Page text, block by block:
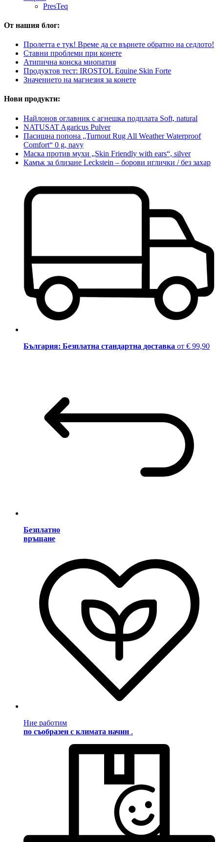
PresTeq
От нашия блог:
Пролетта е тук! Време да се върнете обратно на седлото!
Ставни проблеми при конете
Атипична конска миопатия
Продуктов тест: IROSTOL Equine Skin Forte
Значението на магнезия за конете
Нови продукти:
Найлонов оглавник с агнешка подплата Soft, natural
NATUSAT Agaricus Pulver
Пасищна попона „Turnout Rug All Weather Waterproof
Comfort“ 0 g, navy
Маска против мухи „Skin Friendly with ears“, silver
Камък за близане Leckstein – борови иглички / без захар
България: Безплатна стандартна доставка от € 99,90
Безплатно
връщане
Ние работим
по съобразен с климата начин .